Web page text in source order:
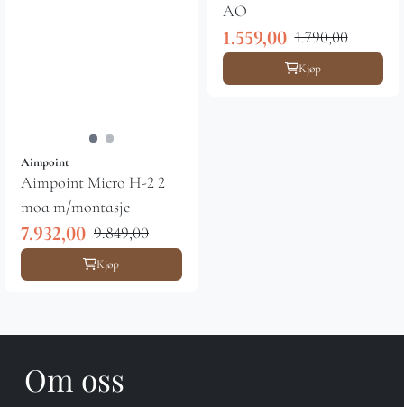
Aimpoint
Aimpoint Micro H-2 2
moa m/montasje
7.932,00 9.849,00
Kjøp
AO
1.559,00 1.790,00
Kjøp
Om oss